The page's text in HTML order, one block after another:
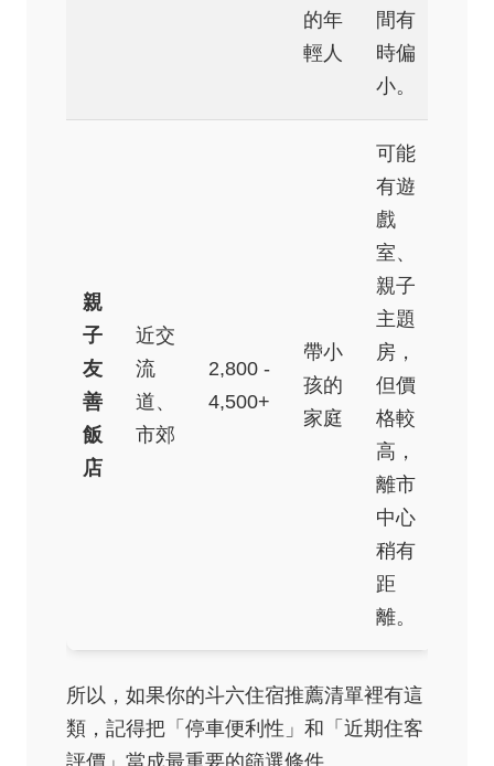
的年
輕人
間有
時偏
小。
親
子
友
善
飯
店
近交
流
道、
市郊
2,800 -
4,500+
帶小
孩的
家庭
可能
有遊
戲
室、
親子
主題
房，
但價
格較
高，
離市
中心
稍有
距
離。
所以，如果你的斗六住宿推薦清單裡有這
類，記得把「停車便利性」和「近期住客